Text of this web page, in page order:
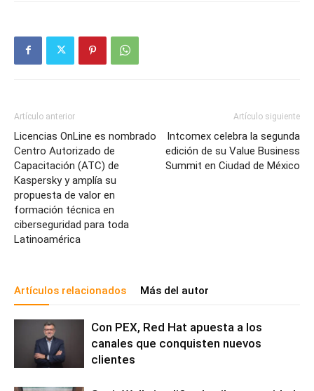
Artículo anterior
Licencias OnLine es nombrado
Centro Autorizado de
Capacitación (ATC) de
Kaspersky y amplía su
propuesta de valor en
formación técnica en
ciberseguridad para toda
Latinoamérica
Artículo siguiente
Intcomex celebra la segunda
edición de su Value Business
Summit en Ciudad de México
Artículos relacionados Más del autor
Con PEX, Red Hat apuesta a los
canales que conquisten nuevos
clientes